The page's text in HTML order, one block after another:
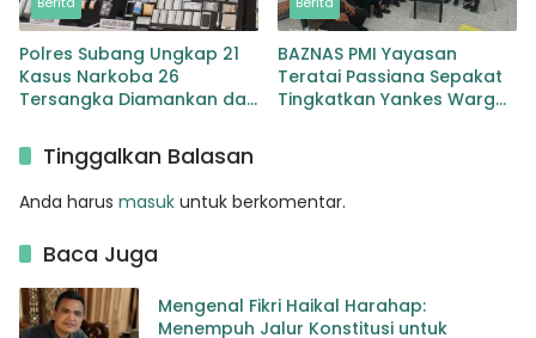
Polres Subang Ungkap 21
Kasus Narkoba 26
Tersangka Diamankan dan
BAZNAS PMI Yayasan
Teratai Passiana Sepakat
Tingkatkan Yankes Warga
Tinggalkan Balasan
Anda harus masuk untuk berkomentar.
Baca Juga
Mengenal Fikri Haikal Harahap:
Menempuh Jalur Konstitusi untuk